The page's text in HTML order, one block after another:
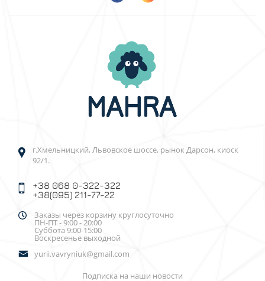
г.Хмельницкий, Львовское шоссе, рынок Дарсон, киоск
92/1.
+38 068 0-322-322
+38(095) 211-77-22
Заказы через корзину круглосуточно
ПН-ПТ - 9:00 - 20:00
Суббота 9:00-15:00
Воскресенье выходной
yurii.vavryniuk@gmail.com
Подписка на наши новости